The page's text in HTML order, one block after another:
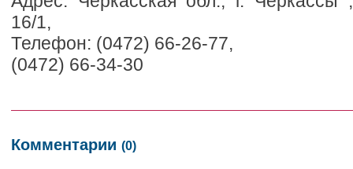
16/1,
Телефон: (0472) 66-26-77,
(0472) 66-34-30
Комментарии (0)